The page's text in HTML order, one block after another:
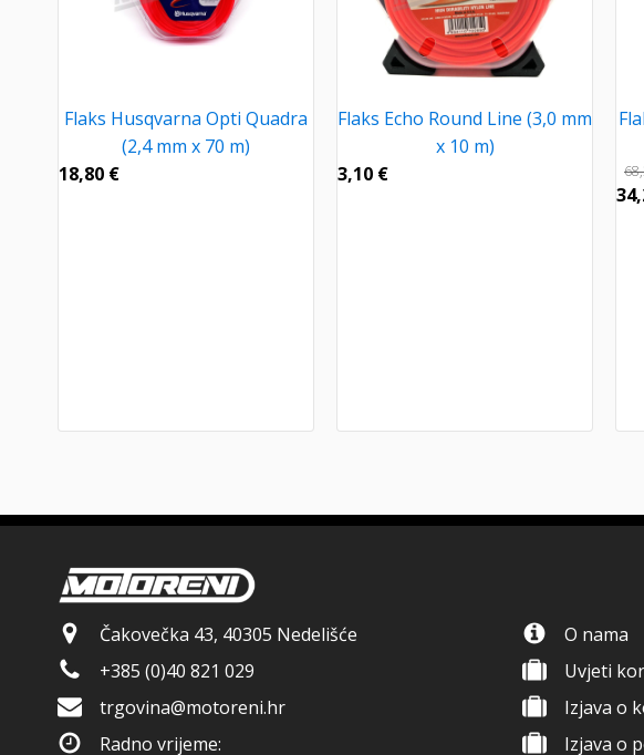
Flaks Husqvarna Opti Quadra
(2,4 mm x 70 m)
18,80 €
Flaks Echo Round Line (3,0 mm
x 10 m)
3,10 €
Čakovečka 43, 40305 Nedelišće
+385 (0)40 821 029
trgovina@motoreni.hr
Radno vrijeme:
O nama
Uvjeti
Izjava o
Izjava o